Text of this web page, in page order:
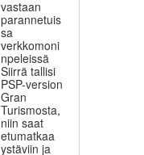
vastaan
parannetuis
sa
verkkomoni
npeleissä
Siirrä tallisi
PSP-version
Gran
Turismosta,
niin saat
etumatkaa
ystäviin ja